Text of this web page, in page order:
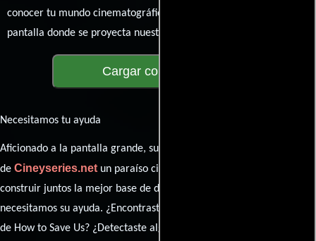
conocer tu mundo cinematográfico. ¡Los comentarios son la
pantalla donde se proyecta nuestra diversidad de opiniones!
Cargar comentarios
Necesitamos tu ayuda
Aficionado a la pantalla grande, su participación es clave para hacer
de Cineyseries.netun paraíso cinéfilo completo. Queremos
construir juntos la mejor base de datos cinematográfica, pero
necesitamos su ayuda. ¿Encontraste algún dato faltante en la ficha
de How to Save Us? ¿Detectaste algún error en la sinopsis o el